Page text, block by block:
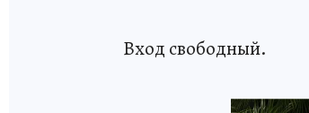
Вход свободный.